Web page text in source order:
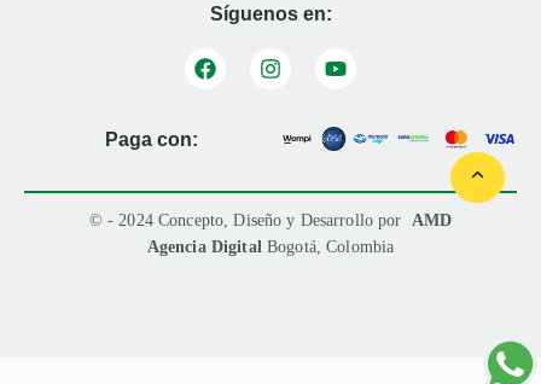
Síguenos en:
Paga con:
© - 2024 Concepto, Diseño y Desarrollo por AMD
Agencia Digital Bogotá, Colombia